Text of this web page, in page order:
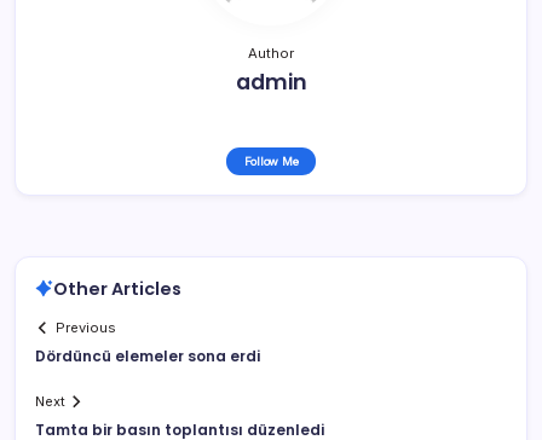
Author
admin
Follow Me
Other Articles
Previous
Dördüncü elemeler sona erdi
Next
Tamta bir basın toplantısı düzenledi